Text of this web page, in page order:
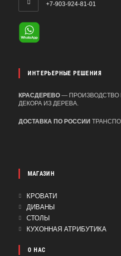
+7-903-924-81-01
ИНТЕРЬЕРНЫЕ РЕШЕНИЯ
КРАСДЕРЕВО — ПРОИЗВОДСТВО
ДЕКОРА ИЗ ДЕРЕВА.
ДОСТАВКА ПО РОССИИ
МАГАЗИН
КРОВАТИОТКРОЕТСЯ
ВКЛАДКЕ
ДИВАНЫ
НОВОЙ
СТОЛЫ
В
КУХОННАЯ АТРИБУТИКА
О НАС